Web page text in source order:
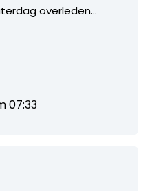
overleden…
07:33